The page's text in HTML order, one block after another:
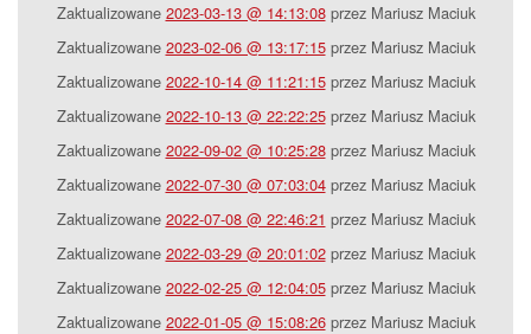
Zaktualizowane 2023-03-13 @ 14:13:08przez Mariusz Maciuk
Zaktualizowane 2023-02-06 @ 13:17:15przez Mariusz Maciuk
Zaktualizowane 2022-10-14 @ 11:21:15przez Mariusz Maciuk
Zaktualizowane 2022-10-13 @ 22:22:25przez Mariusz Maciuk
Zaktualizowane 2022-09-02 @ 10:25:28przez Mariusz Maciuk
Zaktualizowane 2022-07-30 @ 07:03:04przez Mariusz Maciuk
Zaktualizowane 2022-07-08 @ 22:46:21 przez Mariusz Maciuk
Zaktualizowane 2022-03-29 @ 20:01:02przez Mariusz Maciuk
Zaktualizowane 2022-02-25 @ 12:04:05przez Mariusz Maciuk
Zaktualizowane 2022-01-05 @ 15:08:26przez Mariusz Maciuk